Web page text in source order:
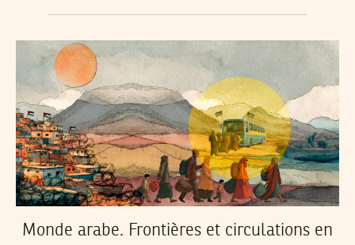
Monde arabe. Frontières et circulations en